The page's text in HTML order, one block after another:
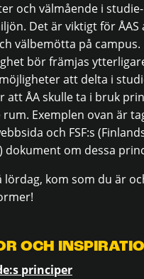
och välmående i
Det är viktigt för ÅAS
välbemötta på campus.
bör främjas
att delta i
att ÅA skulle ta i bruk
Exemplen ovan är
och FSF:s
dokument om dessa
lördag, kom som du är
OCH
principer